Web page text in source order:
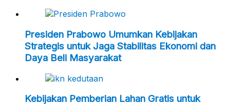
Presiden Prabowo Umumkan Kebijakan
Strategis untuk Jaga Stabilitas Ekonomi dan
Daya Beli Masyarakat
Kebijakan Pemberian Lahan Gratis untuk